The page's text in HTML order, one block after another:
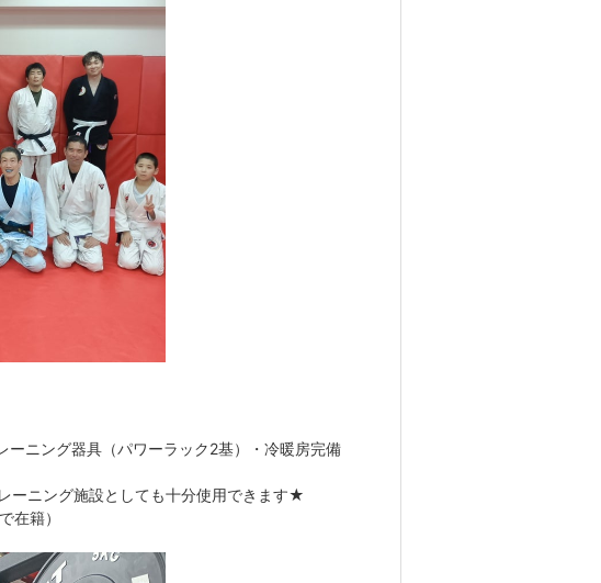
ニング器具（パワーラック2基）・冷暖房完備
ーニング施設としても十分使用できます★
在籍）